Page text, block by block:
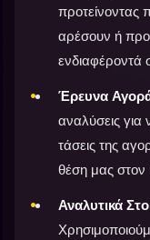
προτείνοντας
αρέσουν ή
ενδιαφέροντά
Έρευνα
αναλύσεις
τάσεις της
θέση μας στον
Αναλυτικά